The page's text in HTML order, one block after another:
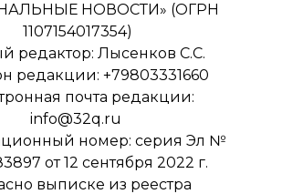
НОВОСТИ» (ОГРН
1107154017354)
редактор: Лысенков С.С.
редакции: +79803331660
почта редакции:
info@32q.ru
номер: серия Эл №
от 12 сентября 2022 г.
выписке из реестра